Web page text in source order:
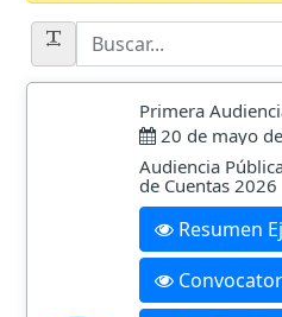
Primera
20 de mayo
Audiencia
de Cuentas 2026
Resumen